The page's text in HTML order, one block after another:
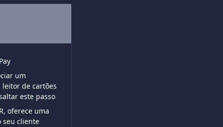
um
de cartões
este passo
oferece uma
seu cliente